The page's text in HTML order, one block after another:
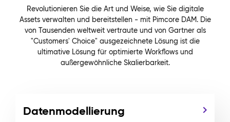
Revolutionieren Sie die Art und Weise, wie Sie digitale
Assets verwalten und bereitstellen - mit Pimcore DAM. Die
von Tausenden weltweit vertraute und von Gartner als
"Customers' Choice" ausgezeichnete Lösung ist die
ultimative Lösung für optimierte Workflows und
außergewöhnliche Skalierbarkeit.
Datenmodellierung